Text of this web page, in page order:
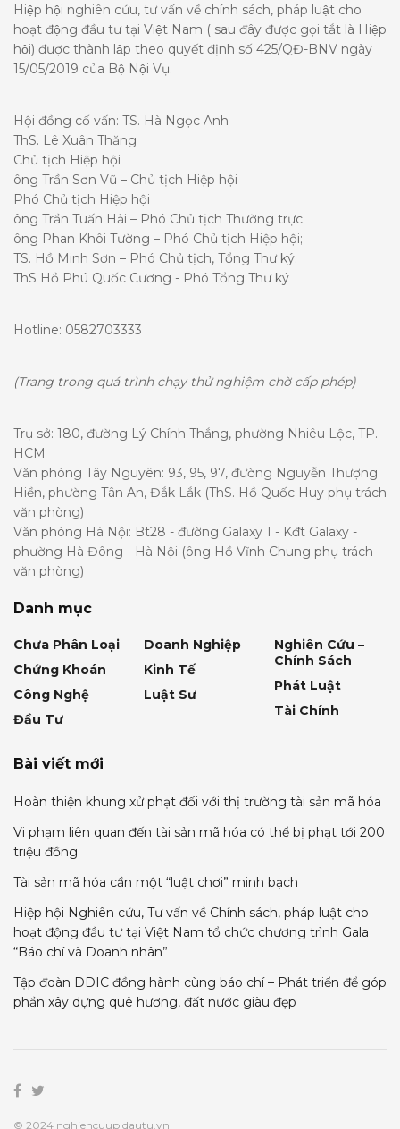
Hiệp hội nghiên cứu, tư vấn về chính sách, pháp luật cho
hoạt động đầu tư tại Việt Nam ( sau đây được gọi tắt là Hiệp
hội) được thành lập theo quyết định số 425/QĐ-BNV ngày
15/05/2019 của Bộ Nội Vụ.
Hội đồng cố vấn: TS. Hà Ngọc Anh
ThS. Lê Xuân Thăng
Chủ tịch Hiệp hội
ông Trần Sơn Vũ – Chủ tịch Hiệp hội
Phó Chủ tịch Hiệp hội
ông Trần Tuấn Hải – Phó Chủ tịch Thường trực.
ông Phan Khôi Tường – Phó Chủ tịch Hiệp hội;
TS. Hồ Minh Sơn – Phó Chủ tịch, Tổng Thư ký.
ThS Hồ Phú Quốc Cương - Phó Tổng Thư ký
Hotline: 0582703333
(Trang trong quá trình chạy thử nghiệm chờ cấp phép)
Trụ sở: 180, đường Lý Chính Thắng, phường Nhiêu Lộc, TP.
HCM
Văn phòng Tây Nguyên: 93, 95, 97, đường Nguyễn Thượng
Hiền, phường Tân An, Đắk Lắk (ThS. Hồ Quốc Huy phụ trách
văn phòng)
Văn phòng Hà Nội: Bt28 - đường Galaxy 1 - Kđt Galaxy -
phường Hà Đông - Hà Nội (ông Hồ Vĩnh Chung phụ trách
văn phòng)
Danh mục
Chưa Phân Loại
Chứng Khoán
Công Nghệ
Đầu Tư
Doanh Nghiệp
Kinh Tế
Luật Sư
Nghiên Cứu –
Chính Sách
Phát Luật
Tài Chính
Bài viết mới
Hoàn thiện khung xử phạt đối với thị trường tài sản mã hóa
Vi phạm liên quan đến tài sản mã hóa có thể bị phạt tới 200
triệu đồng
Tài sản mã hóa cần một “luật chơi” minh bạch
Hiệp hội Nghiên cứu, Tư vấn về Chính sách, pháp luật cho
hoạt động đầu tư tại Việt Nam tổ chức chương trình Gala
“Báo chí và Doanh nhân”
Tập đoàn DDIC đồng hành cùng báo chí – Phát triển để góp
phần xây dựng quê hương, đất nước giàu đẹp
© 2024 nghiencuupldautu.vn